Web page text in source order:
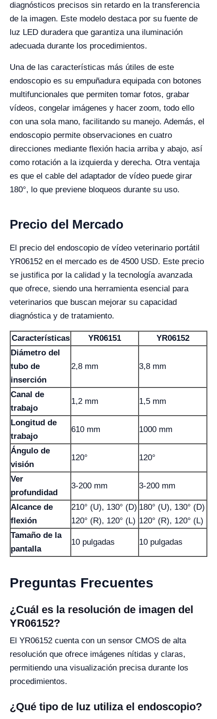
diagnósticos precisos sin retardo en la transferencia
de la imagen. Este modelo destaca por su fuente de
luz LED duradera que garantiza una iluminación
adecuada durante los procedimientos.
Una de las características más útiles de este
endoscopio es su empuñadura equipada con botones
multifuncionales que permiten tomar fotos, grabar
vídeos, congelar imágenes y hacer zoom, todo ello
con una sola mano, facilitando su manejo. Además, el
endoscopio permite observaciones en cuatro
direcciones mediante flexión hacia arriba y abajo, así
como rotación a la izquierda y derecha. Otra ventaja
es que el cable del adaptador de vídeo puede girar
180°, lo que previene bloqueos durante su uso.
Precio del Mercado
El precio del endoscopio de vídeo veterinario portátil
YR06152 en el mercado es de 4500 USD. Este precio
se justifica por la calidad y la tecnología avanzada
que ofrece, siendo una herramienta esencial para
veterinarios que buscan mejorar su capacidad
diagnóstica y de tratamiento.
Características YR06151
YR06152
Diámetro del
tubo de
inserción
2,8 mm 3,8 mm
Canal de
trabajo
1,2 mm 1,5 mm
Longitud de
trabajo
610 mm 1000 mm
Ángulo de
visión
120° 120°
Ver
profundidad
3-200 mm 3-200 mm
Alcance de
flexión
210° (U), 130° (D)
120° (R), 120° (L)
180° (U), 130° (D)
120° (R), 120° (L)
Tamaño de la
pantalla
10 pulgadas 10 pulgadas
Preguntas Frecuentes
¿Cuál es la resolución de imagen del
YR06152?
El YR06152 cuenta con un sensor CMOS de alta
resolución que ofrece imágenes nítidas y claras,
permitiendo una visualización precisa durante los
procedimientos.
¿Qué tipo de luz utiliza el endoscopio?